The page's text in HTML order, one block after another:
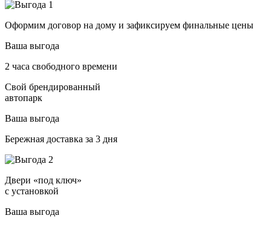
Оформим договор на дому и зафиксируем финальные цены
Ваша выгода
2 часа свободного времени
Свой брендированный
автопарк
Ваша выгода
Бережная доставка за 3 дня
Двери «под ключ»
с установкой
Ваша выгода